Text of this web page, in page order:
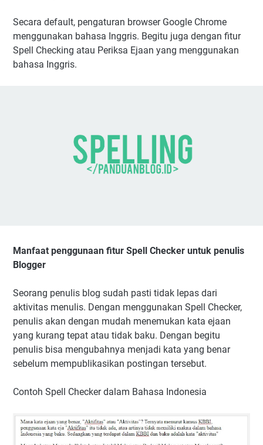
Secara default, pengaturan browser Google Chrome
menggunakan bahasa Inggris. Begitu juga dengan fitur
Spell Checking atau Periksa Ejaan yang menggunakan
bahasa Inggris.
Manfaat penggunaan fitur Spell Checker untuk penulis
Blogger
Seorang penulis blog sudah pasti tidak lepas dari
aktivitas menulis. Dengan menggunakan Spell Checker,
penulis akan dengan mudah menemukan kata ejaan
yang kurang tepat atau tidak baku. Dengan begitu
penulis bisa mengubahnya menjadi kata yang benar
sebelum mempublikasikan postingan tersebut.
Contoh Spell Checker dalam Bahasa Indonesia